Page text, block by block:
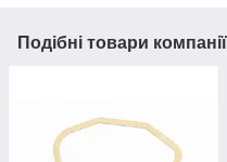
Подібні товари компанії